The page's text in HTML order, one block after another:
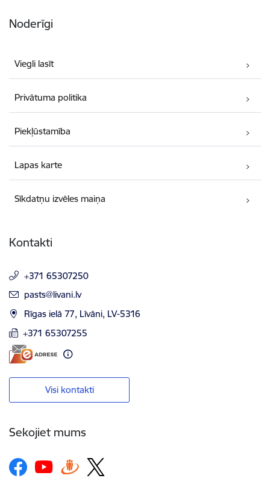
Noderīgi
Viegli lasīt
Privātuma politika
Piekļūstamība
Lapas karte
Sīkdatņu izvēles maiņa
Kontakti
+371 65307250
E-pasts:
pasts@livani.lv
Rīgas ielā 77, Līvāni, LV-5316
+371 65307255
Visi kontakti
Sekojiet mums